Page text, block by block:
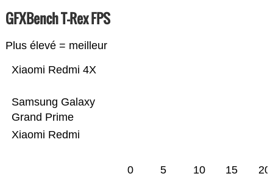
GFXBench T-Rex FPS
Plus élevé = meilleur
Xiaomi Redmi
Samsung Galaxy
Grand Prime
Xiaomi Redmi 4X
0 5 10 15 20